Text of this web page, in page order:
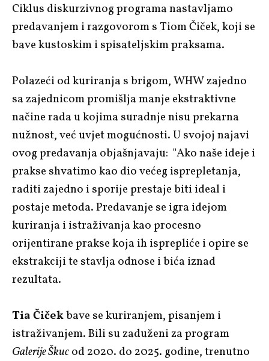
Ciklus diskurzivnog programa nastavljamo
predavanjem i razgovorom s Tiom Čiček, koji se
bave kustoskim i spisateljskim praksama.
Polazeći od kuriranja s brigom, WHW zajedno
sa zajednicom promišlja manje ekstraktivne
načine rada u kojima suradnje nisu prekarna
nužnost, već uvjet mogućnosti. U svojoj najavi
ovog predavanja objašnjavaju: "Ako naše ideje i
prakse shvatimo kao dio većeg isprepletanja,
raditi zajedno i sporije prestaje biti ideal i
postaje metoda. Predavanje se igra idejom
kuriranja i istraživanja kao procesno
orijentirane prakse koja ih isprepliće i opire se
ekstrakciji te stavlja odnose i bića iznad
rezultata.
Tia Čičekbave se kuriranjem, pisanjem i
istraživanjem. Bili su zaduženi za program
Galerije Škucod 2020. do 2025. godine, trenutno